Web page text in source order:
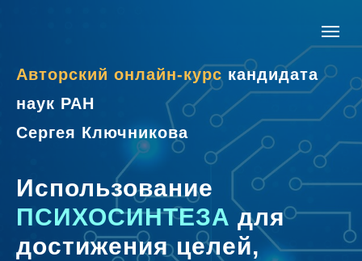
Авторский онлайн-курс кандидата
наук РАН
Сергея Ключникова
Использование
ПСИХОСИНТЕЗА для
достижения целей,